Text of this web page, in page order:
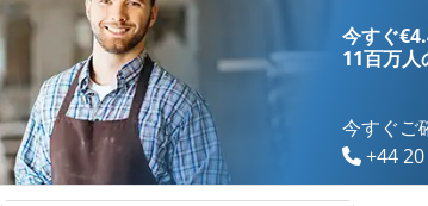
今すぐ
11百万人
今すぐご
+44